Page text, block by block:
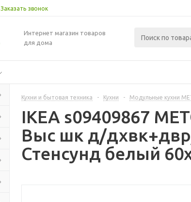
Заказать звонок
Интернет магазин товаров
для дома
Кухни и бытовая техника - Кухни - Модульные кухни
IKEA s09409867
Выс шк д/
Стенсунд белый